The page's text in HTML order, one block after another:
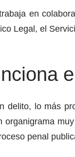
en
Legal, el
delito, lo más
organigrama
penal